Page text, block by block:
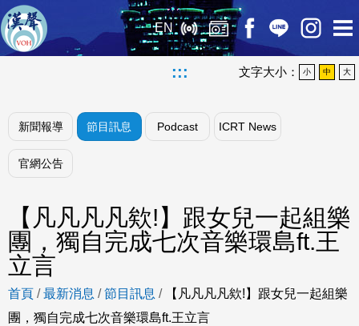
EN
::: 文字大小： 小 中 大
新聞報導 節目訊息 Podcast ICRT News
官網公告
【凡凡凡凡欸!】跟女兒一起組樂
團，獨自完成七次音樂環島ft.王
立言
首頁 /最新消息 /節目訊息 /
【凡凡凡凡欸!】跟女兒一起組樂
團，獨自完成七次音樂環島ft.王立言